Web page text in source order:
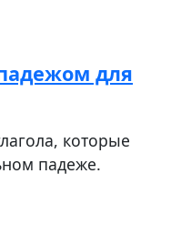
для
которые
падеже.